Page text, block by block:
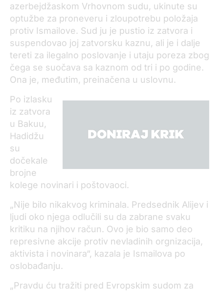
azerbejdžaskom Vrhovnom sudu, ukinute su
optužbe za proneveru i zloupotrebu položaja
protiv Ismailove. Sud ju je pustio iz zatvora i
suspendovao joj zatvorsku kaznu, ali je i dalje
tereti za ilegalno poslovanje i utaju poreza zbog
čega se suočava sa kaznom od tri i po godine.
Ona je, međutim, preinačena u uslovnu.
Po izlasku
iz zatvora
u Bakuu,
Hadidžu
su
dočekale
brojne
kolege novinari i poštovaoci.
„Nije bilo nikakvog kriminala. Predsednik Alijev i
ljudi oko njega odlučili su da zabrane svaku
kritiku na njihov račun. Ovo je bio samo deo
represivne akcije protiv nevladinih orgnizacija,
aktivista i novinara“, kazala je Ismailova po
oslobađanju.
„Pravdu ću tražiti pred Evropskim sudom za